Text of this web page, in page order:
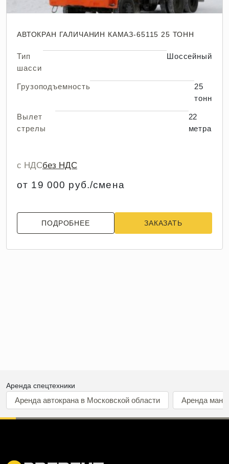
АВТОКРАН ГАЛИЧАНИН КАМАЗ-65115 25 ТОНН
Тип
шасси
Шоссейный
Грузоподъемность
25
тонн
Вылет
стрелы
22
метра
с НДСбез НДС
от 19 000 руб./смена
ПОДРОБНЕЕ ЗАКАЗАТЬ
Аренда спецтехники
Аренда автокрана в Московской области Аренда